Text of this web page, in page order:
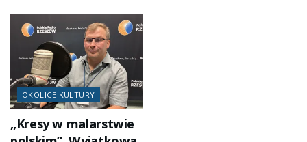
OKOLICE KULTURY
„Kresy w malarstwie